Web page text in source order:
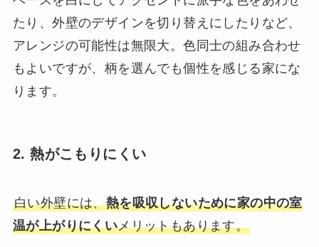
たり、外壁のデザインを切り替えにしたりなど、
アレンジの可能性は無限大。色同士の組み合わせ
もよいですが、柄を選んでも個性を感じる家にな
ります。
2. 熱がこもりにくい
白い外壁には、熱を吸収しないために家の中の室
温が上がりにくいメリットもあります。